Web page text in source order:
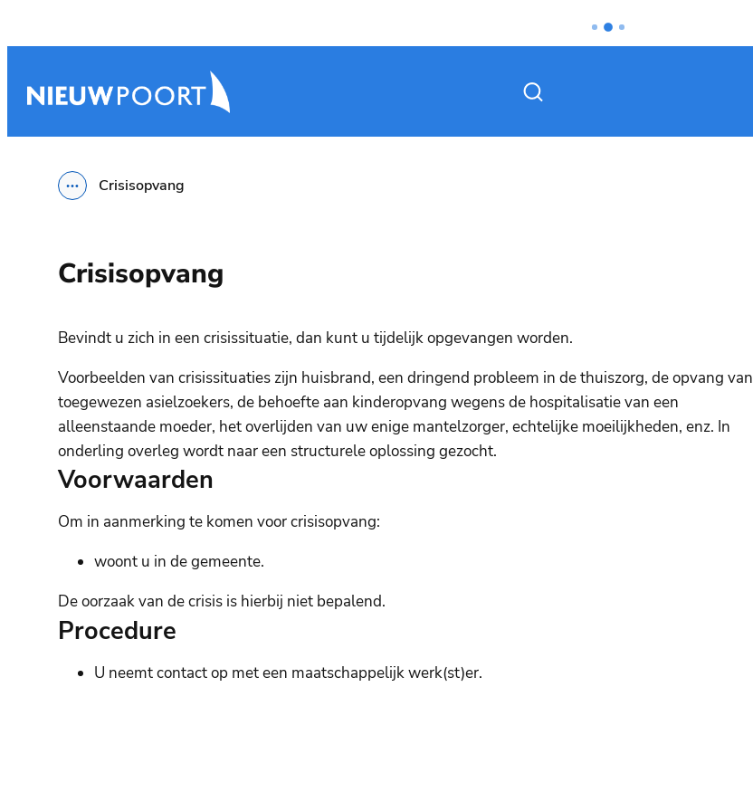
Nieuwpoort
Zoek tonen / verbergen
Toon alle broodkruimel items
Crisisopvang
Crisisopvang
Bevindt u zich in een crisissituatie, dan kunt u tijdelijk opgevangen worden.
Voorbeelden van crisissituaties zijn huisbrand, een dringend probleem in de thuiszorg, de opvang van
toegewezen asielzoekers, de behoefte aan kinderopvang wegens de hospitalisatie van een
alleenstaande moeder, het overlijden van uw enige mantelzorger, echtelijke moeilijkheden, enz. In
onderling overleg wordt naar een structurele oplossing gezocht.
Voorwaarden
Om in aanmerking te komen voor crisisopvang:
woont u in de gemeente.
De oorzaak van de crisis is hierbij niet bepalend.
Procedure
U neemt contact op met een maatschappelijk werk(st)er.